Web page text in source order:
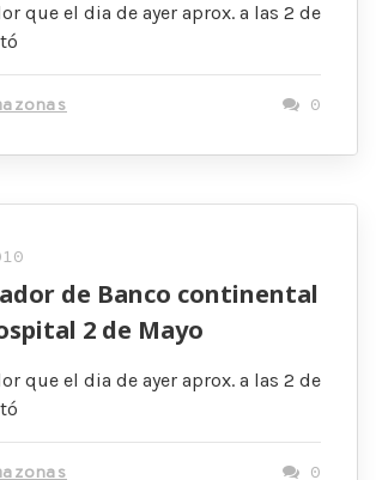
que el dia de ayer aprox. a las 2 de
0
de Banco continental
2 de Mayo
que el dia de ayer aprox. a las 2 de
0